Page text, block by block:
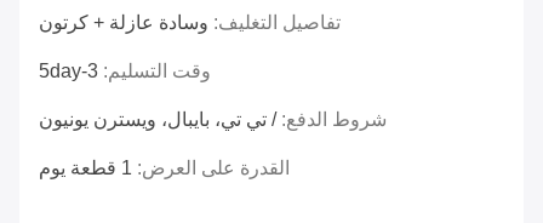
تفاصيل التغليف: وسادة عازلة + كرتون
وقت التسليم: 3-5day
شروط الدفع: / تي تي، بايبال، ويسترن يونيون
القدرة على العرض: 1 قطعة يوم